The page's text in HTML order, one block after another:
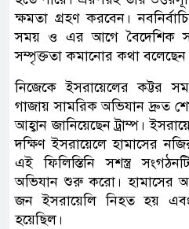
ক্ষমতা গ্রহণ করবেন।
সময় ও এর আগে বৈদেশিক
সম্পৃক্ততা কমানোর কথা
নিজেকে ইসরায়েলের কট্টর
গাজায় সামরিক অভিযান দ্রুত
আহ্বান জানিয়েছেন ট্রাম্প।
দক্ষিণ ইসরায়েলে হামাসের
এই ফিলিস্তিনি সশস্ত্র
অভিযান শুরু করো। হামাসের
জন ইসরায়েলি নিহত হয়
হয়েছিল।